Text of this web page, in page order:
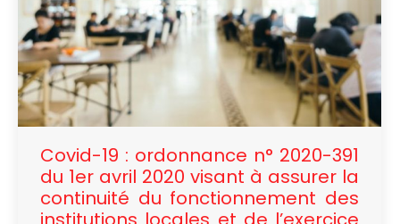
Covid-19 : ordonnance n° 2020-391
du 1er avril 2020 visant à assurer la
continuité du fonctionnement des